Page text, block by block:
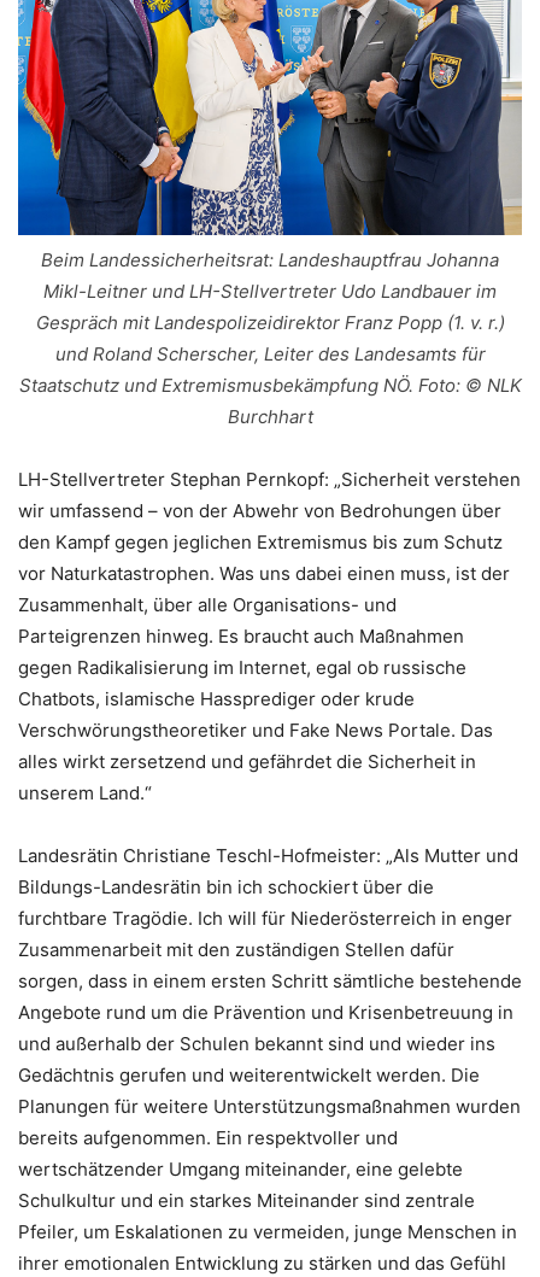
Beim Landessicherheitsrat: Landeshauptfrau Johanna
Mikl-Leitner und LH-Stellvertreter Udo Landbauer im
Gespräch mit Landespolizeidirektor Franz Popp (1. v. r.)
und Roland Scherscher, Leiter des Landesamts für
Staatschutz und Extremismusbekämpfung NÖ. Foto: © NLK
Burchhart
LH-Stellvertreter Stephan Pernkopf: „Sicherheit verstehen
wir umfassend – von der Abwehr von Bedrohungen über
den Kampf gegen jeglichen Extremismus bis zum Schutz
vor Naturkatastrophen. Was uns dabei einen muss, ist der
Zusammenhalt, über alle Organisations- und
Parteigrenzen hinweg. Es braucht auch Maßnahmen
gegen Radikalisierung im Internet, egal ob russische
Chatbots, islamische Hassprediger oder krude
Verschwörungstheoretiker und Fake News Portale. Das
alles wirkt zersetzend und gefährdet die Sicherheit in
unserem Land.“
Landesrätin Christiane Teschl-Hofmeister: „Als Mutter und
Bildungs-Landesrätin bin ich schockiert über die
furchtbare Tragödie. Ich will für Niederösterreich in enger
Zusammenarbeit mit den zuständigen Stellen dafür
sorgen, dass in einem ersten Schritt sämtliche bestehende
Angebote rund um die Prävention und Krisenbetreuung in
und außerhalb der Schulen bekannt sind und wieder ins
Gedächtnis gerufen und weiterentwickelt werden. Die
Planungen für weitere Unterstützungsmaßnahmen wurden
bereits aufgenommen. Ein respektvoller und
wertschätzender Umgang miteinander, eine gelebte
Schulkultur und ein starkes Miteinander sind zentrale
Pfeiler, um Eskalationen zu vermeiden, junge Menschen in
ihrer emotionalen Entwicklung zu stärken und das Gefühl